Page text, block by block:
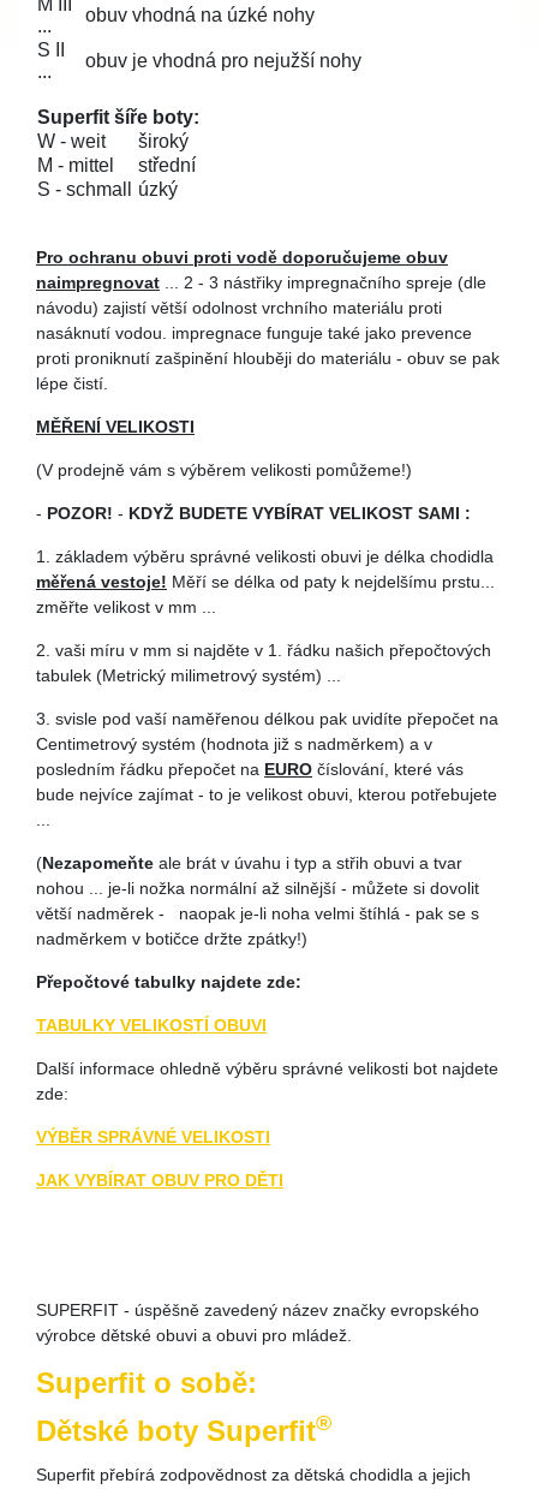
M III
...
obuv vhodná na úzké nohy
S II
...
obuv je vhodná pro nejužší nohy
Superfit šíře boty:
W - weit
široký
M - mittel
střední
S - schmall
úzký
Pro ochranu obuvi proti vodě doporučujeme obuv
naimpregnovat ... 2 - 3 nástřiky impregnačního spreje (dle
návodu) zajistí větší odolnost vrchního materiálu proti
nasáknutí vodou. impregnace funguje také jako prevence
proti proniknutí zašpinění hlouběji do materiálu - obuv se pak
lépe čistí.
MĚŘENÍ VELIKOSTI
(V prodejně vám s výběrem velikosti pomůžeme!)
- POZOR! - KDYŽ BUDETE VYBÍRAT VELIKOST SAMI :
1. základem výběru správné velikosti obuvi je délka chodidla
měřená vestoje! Měří se délka od paty k nejdelšímu prstu...
změřte velikost v mm ...
2. vaši míru v mm si najděte v 1. řádku našich přepočtových
tabulek (Metrický milimetrový systém) ...
3. svisle pod vaší naměřenou délkou pak uvidíte přepočet na
Centimetrový systém (hodnota již s nadměrkem) a v
posledním řádku přepočet na EURO číslování, které vás
bude nejvíce zajímat - to je velikost obuvi, kterou potřebujete
(Nezapomeňte ale brát v úvahu i typ a střih obuvi a tvar
nohou ... je-li nožka normální až silnější - můžete si dovolit
větší nadměrek - naopak je-li noha velmi štíhlá - pak se s
nadměrkem v botičce držte zpátky!)
Přepočtové tabulky najdete zde:
TABULKY VELIKOSTÍ OBUVI
Další informace ohledně výběru správné velikosti bot najdete
zde:
VÝBĚR SPRÁVNÉ VELIKOSTI
JAK VYBÍRAT OBUV PRO DĚTI
SUPERFIT - úspěšně zavedený název značky evropského
výrobce dětské obuvi a obuvi pro mládež.
Superfit o sobě:
Dětské boty Superfit®
Superfit přebírá zodpovědnost za dětská chodidla a jejich